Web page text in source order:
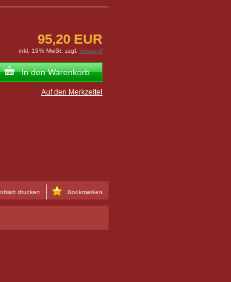
95,20 EUR
inkl. 19% MwSt. zzgl. Versand
In den Warenkorb
Auf den Merkzettel
Bookmarken
drucken